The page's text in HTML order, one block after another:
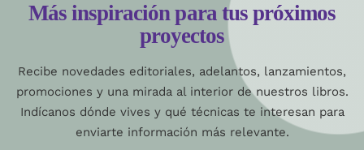
Más inspiración para tus próximos
proyectos
Recibe novedades editoriales, adelantos, lanzamientos,
promociones y una mirada al interior de nuestros libros.
Indícanos dónde vives y qué técnicas te interesan para
enviarte información más relevante.